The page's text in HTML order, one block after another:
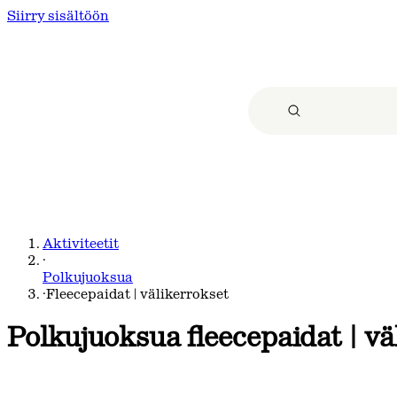
Siirry sisältöön
Aktiviteetit
·
Polkujuoksua
·Fleecepaidat | välikerrokset
Polkujuoksuafleecepaidat |